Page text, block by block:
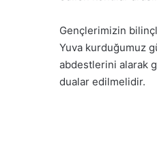
Gençlerimizin
Yuva kurduğumuz
abdestlerini alarak
dualar edilmelidir.